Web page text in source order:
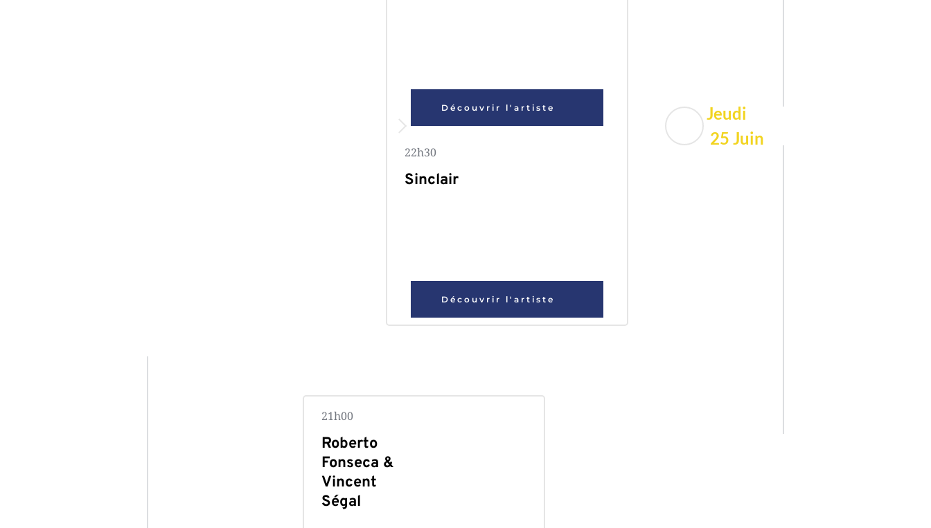
Jeudi
25 Juin
Découvrir l'artiste
22h30
Sinclair
Découvrir l'artiste
21h00
Roberto
Fonseca &
Vincent
Ségal